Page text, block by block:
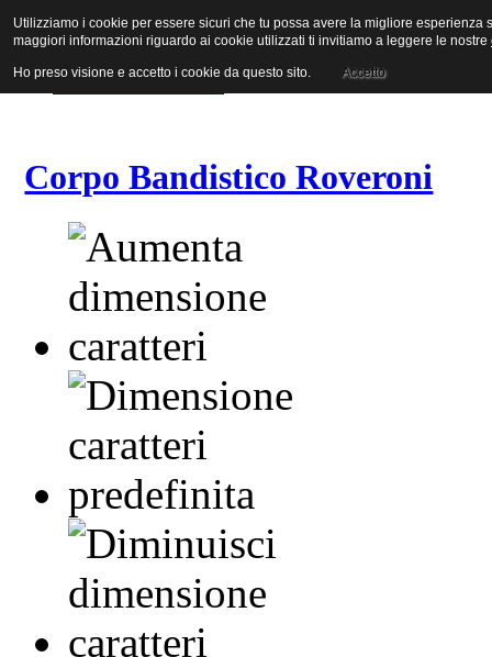
Vai al contenuto
Vai alla navigazione principale
Vai alla prima colonna
Corpo Bandistico Roveroni
Utilizziamo i cookie per essere sicuri che tu possa avere la migliore
maggiori informazioni riguardo ai cookie utilizzati ti invitiamo a leggere le nostre
Ho preso visione e accetto i cookie da questo sito. Accetto